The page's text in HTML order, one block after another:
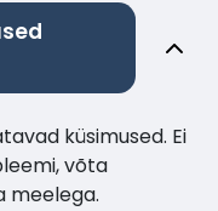
küsimused. Ei
võta
meelega.